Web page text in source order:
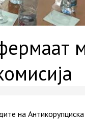
на Антикорупциска